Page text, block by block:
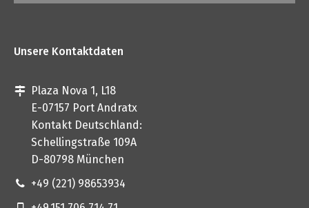
Unsere Kontaktdaten
Plaza Nova 1, L18
E-07157 Port Andratx
Kontakt Deutschland:
Schellingstraße 109A
D-80798 München
+49 (221) 98653934